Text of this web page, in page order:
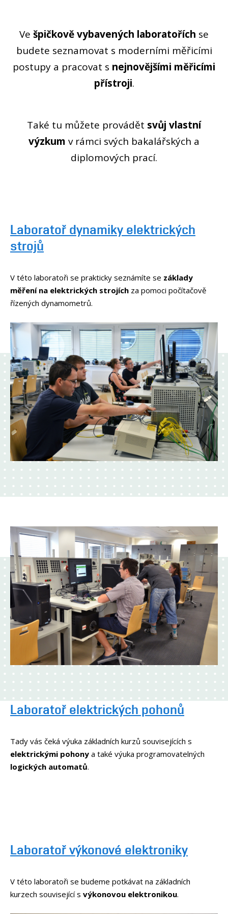
KONTAKT
Ve špičkově vybavených laboratořích se
budete seznamovat s moderními měřicími
postupy a pracovat s nejnovějšími měřicími
přístroji.
Také tu můžete provádět svůj vlastní
výzkum v rámci svých bakalářských a
diplomových prací.
Laboratoř dynamiky elektrických
strojů
V této laboratoři se prakticky seznámíte se základy
měření na elektrických strojích za pomoci počítačově
řízených dynamometrů.
Laboratoř elektrických pohonů
Tady vás čeká výuka základních kurzů souvisejících s
elektrickými pohony a také výuka programovatelných
logických automatů.
Laboratoř výkonové elektroniky
V této laboratoři se budeme potkávat na základních
kurzech související s výkonovou elektronikou.